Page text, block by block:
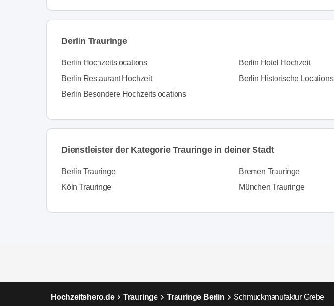
Berlin Trauringe
Berlin Hochzeitslocations Berlin Hotel Hochzeit
Berlin Restaurant Hochzeit
Berlin Historische Locations
Berlin Besondere Hochzeitslocations
Dienstleister der Kategorie Trauringe in deiner Stadt
Berlin Trauringe Bremen Trauringe
Köln Trauringe
München Trauringe
Hochzeitshero.de Trauringe Trauringe Berlin Schmuckmanufaktur Grebe